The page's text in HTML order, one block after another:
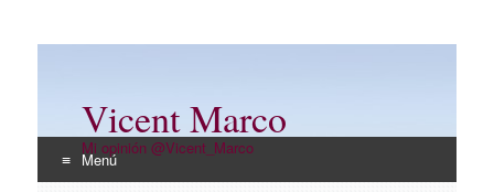
Vicent Marco
Mi opinión @Vicent_Marco
Menú